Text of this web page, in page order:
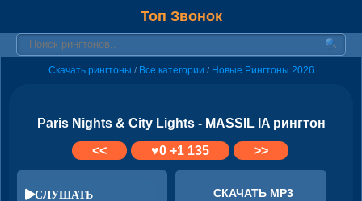
Топ Звонок
Скачать рингтоны / Все категории / Новые Рингтоны 2026
Paris Nights & City Lights - MASSIL IA рингтон
<<
♥0 +1 135 >>
СЛУШАТЬ СКАЧАТЬ MP3